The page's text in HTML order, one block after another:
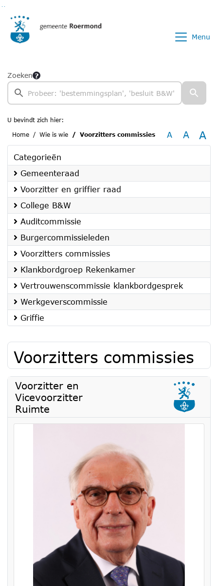
Menu
Zoeken
U bevindt zich hier:
Home
Wie is wie Voorzitters commissies A A A
Categorieën
Gemeenteraad
Voorzitter en griffier raad
College B&W
Auditcommissie
Burgercommissieleden
Voorzitters commissies
Klankbordgroep Rekenkamer
Vertrouwenscommissie klankbordgesprek
Werkgeverscommissie
Griffie
Voorzitters commissies
Voorzitter en
Vicevoorzitter
Ruimte